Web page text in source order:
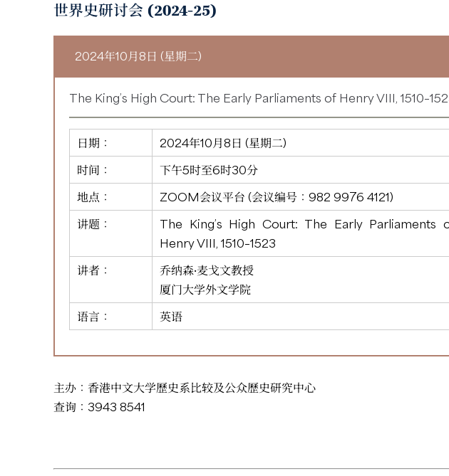
世界史研讨会 (2024-25)
2024年10月8日 (星期二)
The King’s High Court: The Early Parliaments of Henry VIII,
日期：
2024年10月8日 (星期二)
时间：
下午5时至6时30分
地点：
ZOOM会议平台 (会议编号： 982 9976 4121)
讲题：
The King’s High Court: The Early Parliaments
Henry VIII, 1510–1523
讲者：
乔纳森·麦戈文教授
厦门大学外文学院
语言：
英语
主办：香港中文大学歷史系比较及公众歷史研究中心
查询：3943 8541